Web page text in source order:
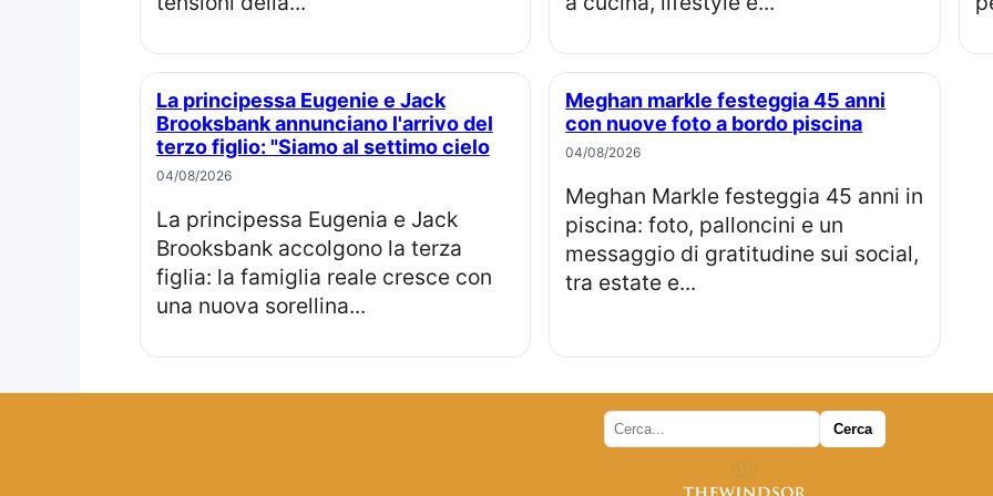
La principessa Eugenie e Jack
Brooksbank annunciano l'arrivo del
terzo figlio: "Siamo al settimo cielo
04/08/2026
La principessa Eugenia e Jack
Brooksbank accolgono la terza
figlia: la famiglia reale cresce con
una nuova sorellina...
Meghan markle festeggia 45 anni
con nuove foto a bordo piscina
04/08/2026
Meghan Markle festeggia 45 anni in
piscina: foto, palloncini e un
messaggio di gratitudine sui social,
tra estate e...